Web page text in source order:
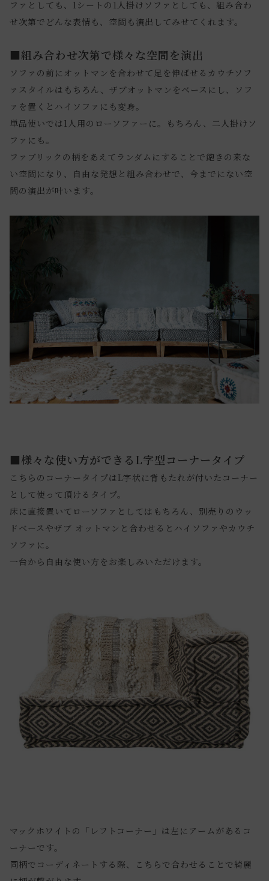
ファとしても、1シートの1人掛けソファとしても、組み合わ
せ次第でどんな表情も、空間も演出してみせてくれます。
■組み合わせ次第で様々な空間を演出
ソファの前にオットマンを合わせて足を伸ばせるカウチソフ
ァスタイルはもちろん、ザブオットマンをベースにし、ソフ
ァを置くとハイソファにも変身。
単品使いでは1人用のローソファーに。もちろん、二人掛けソ
ファにも。
ファブリックの柄をあえてランダムにすることで飽きの来な
い空間になり、自由な発想と組み合わせで、今までにない空
間の演出が叶います。
■様々な使い方ができるL字型コーナータイプ
こちらのコーナータイプはL字状に背もたれが付いたコーナー
として使って頂けるタイプ。
床に直接置いてローソファとしてはもちろん、別売りのウッ
ドベースやザブ オットマンと合わせるとハイソファやカウチ
ソファに。
一台から自由な使い方をお楽しみいただけます。
マックホワイトの「レフトコーナー」は左にアームがあるコ
ーナーです。
同柄でコーディネートする際、こちらで合わせることで綺麗